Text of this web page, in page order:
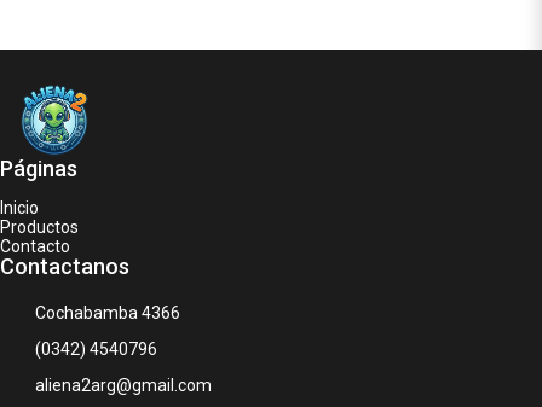
Páginas
Inicio
Productos
Contacto
Contactanos
Cochabamba 4366
(0342) 4540796
aliena2arg@gmail.com